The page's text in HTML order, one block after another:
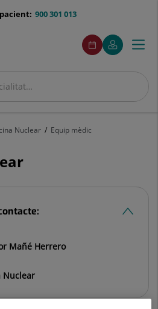
900 301 013
menuAcceso
Demaneu
cita
Aquest
enllaç
s'obrirà
una
El
meu
Aquest
enllaç
s'obrirà
una
finestra
Menú
Nuclear Equip mèdic
Mañé Herrero
Nuclear